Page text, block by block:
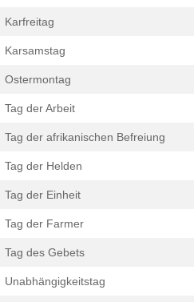
Karfreitag
Karsamstag
Ostermontag
Tag der Arbeit
Tag der afrikanischen Befreiung
Tag der Helden
Tag der Einheit
Tag der Farmer
Tag des Gebets
Unabhängigkeitstag